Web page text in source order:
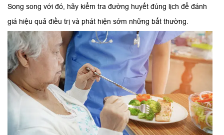
Song song với đó, hãy kiểm tra đường huyết đúng lịch để đánh
giá hiệu quả điều trị và phát hiện sớm những bất thường.